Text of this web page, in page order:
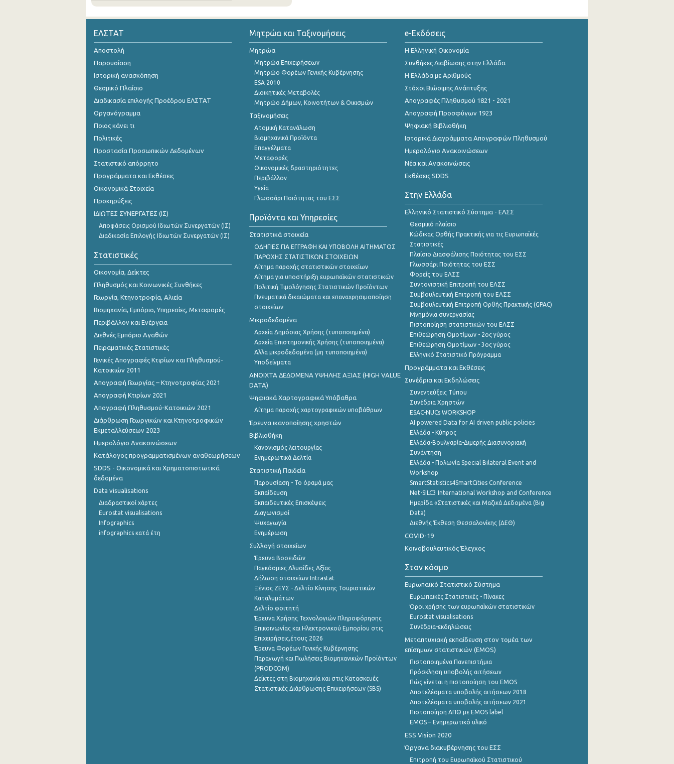
ΕΛΣΤΑΤ
Αποστολή
Παρουσίαση
Ιστορική ανασκόπηση
Θεσμικό Πλαίσιο
Διαδικασία επιλογής Προέδρου ΕΛΣΤΑΤ
Οργανόγραμμα
Ποιος κάνει τι
Πολιτικές
Προστασία Προσωπικών Δεδομένων
Στατιστικό απόρρητο
Προγράμματα και Εκθέσεις
Οικονομικά Στοιχεία
Προκηρύξεις
ΙΔΙΩΤΕΣ ΣΥΝΕΡΓΑΤΕΣ (ΙΣ)
Αποφάσεις Ορισμού Ιδιωτών Συνεργατών (ΙΣ)
Διαδικασία Επιλογής Ιδιωτών Συνεργατών (ΙΣ)
Στατιστικές
Οικονομία, Δείκτες
Πληθυσμός και Κοινωνικές Συνθήκες
Γεωργία, Κτηνοτροφία, Αλιεία
Βιομηχανία, Εμπόριο, Υπηρεσίες, Μεταφορές
Περιβάλλον και Ενέργεια
Διεθνές Εμπόριο Αγαθών
Πειραματικές Στατιστικές
Γενικές Απογραφές Κτιρίων και Πληθυσμού-
Κατοικιών 2011
Απογραφή Γεωργίας – Κτηνοτροφίας 2021
Απογραφή Κτιρίων 2021
Απογραφή Πληθυσμού-Κατοικιών 2021
Διάρθρωση Γεωργικών και Κτηνοτροφικών
Εκμεταλλεύσεων 2023
Ημερολόγιο Ανακοινώσεων
Κατάλογος προγραμματισμένων αναθεωρήσεων
SDDS - Οικονομικά και Χρηματοπιστωτικά
δεδομένα
Data visualisations
Διαδραστικοί χάρτες
Eurostat visualisations
Infographics
infographics κατά έτη
Μητρώα και Ταξινομήσεις
Μητρώα
Μητρώα Επιχειρήσεων
Μητρώο Φορέων Γενικής Κυβέρνησης
ESA 2010
Διοικητικές Μεταβολές
Μητρώο Δήμων, Κοινοτήτων & Οικισμών
Ταξινομήσεις
Ατομική Κατανάλωση
Βιομηχανικά Προϊόντα
Επαγγέλματα
Μεταφορές
Οικονομικές δραστηριότητες
Περιβάλλον
Υγεία
Γλωσσάρι Ποιότητας του ΕΣΣ
Προϊόντα και Υπηρεσίες
Στατιστικά στοιχεία
ΟΔΗΓΙΕΣ ΓΙΑ ΕΓΓΡΑΦΗ ΚΑΙ ΥΠΟΒΟΛΗ ΑΙΤΗΜΑΤΟΣ
ΠΑΡΟΧΗΣ ΣΤΑΤΙΣΤΙΚΩΝ ΣΤΟΙΧΕΙΩΝ
Αίτημα παροχής στατιστικών στοιχείων
Αίτημα για υποστήριξη ευρωπαϊκών στατιστικών
Πολιτική Τιμολόγησης Στατιστικών Προϊόντων
Πνευματικά δικαιώματα και επαναχρησιμοποίηση
στοιχείων
Μικροδεδομένα
Αρχεία Δημόσιας Χρήσης (τυποποιημένα)
Αρχεία Επιστημονικής Χρήσης (τυποποιημένα)
Άλλα μικροδεδομένα (μη τυποποιημένα)
Υποδείγματα
ANOIXTA ΔΕΔΟΜΕΝΑ ΥΨΗΛΗΣ ΑΞΙΑΣ (HIGH VALUE
DATA)
Ψηφιακά Χαρτογραφικά Υπόβαθρα
Αίτημα παροχής χαρτογραφικών υποβάθρων
Έρευνα ικανοποίησης χρηστών
Βιβλιοθήκη
Κανονισμός λειτουργίας
Ενημερωτικά Δελτία
Στατιστική Παιδεία
Παρουσίαση - Το όραμά μας
Εκπαίδευση
Εκπαιδευτικές Επισκέψεις
Διαγωνισμοί
Ψυχαγωγία
Ενημέρωση
Συλλογή στοιχείων
Έρευνα Βοοειδών
Παγκόσμιες Αλυσίδες Αξίας
Δήλωση στοιχείων Intrastat
Ξένιος ΖΕΥΣ - Δελτίο Κίνησης Τουριστικών
Καταλυμάτων
Δελτίο φοιτητή
Έρευνα Χρήσης Τεχνολογιών Πληροφόρησης
Επικοινωνίας και Ηλεκτρονικού Εμπορίου στις
Επιχειρήσεις,έτους 2026
Έρευνα Φορέων Γενικής Κυβέρνησης
Παραγωγή και Πωλήσεις Βιομηχανικών Προϊόντων
(PRODCOM)
Δείκτες στη Βιομηχανία και στις Κατασκευές
Στατιστικές Διάρθρωσης Επιχειρήσεων (SBS)
e-Εκδόσεις
Η Ελληνική Οικονομία
Συνθήκες Διαβίωσης στην Ελλάδα
Η Ελλάδα με Αριθμούς
Στόχοι Βιώσιμης Ανάπτυξης
Απογραφές Πληθυσμού 1821 - 2021
Απογραφή Προσφύγων 1923
Ψηφιακή Βιβλιοθήκη
Ιστορικά Διαγράμματα Απογραφών Πληθυσμού
Ημερολόγιο Ανακοινώσεων
Νέα και Ανακοινώσεις
Εκθέσεις SDDS
Στην Ελλάδα
Ελληνικό Στατιστικό Σύστημα - ΕΛΣΣ
Θεσμικό πλαίσιο
Κώδικας Ορθής Πρακτικής για τις Ευρωπαϊκές
Στατιστικές
Πλαίσιο Διασφάλισης Ποιότητας του ΕΣΣ
Γλωσσάρι Ποιότητας του ΕΣΣ
Φορείς του ΕΛΣΣ
Συντονιστική Επιτροπή του ΕΛΣΣ
Συμβουλευτική Επιτροπή του ΕΛΣΣ
Συμβουλευτική Επιτροπή Ορθής Πρακτικής (GPAC)
Μνημόνια συνεργασίας
Πιστοποίηση στατιστικών του ΕΛΣΣ
Επιθεώρηση Ομοτίμων - 2ος γύρος
Επιθεώρηση Ομοτίμων - 3ος γύρος
Ελληνικό Στατιστικό Πρόγραμμα
Προγράμματα και Εκθέσεις
Συνέδρια και Εκδηλώσεις
Συνεντεύξεις Τύπου
Συνέδρια Χρηστών
ESAC-NUCs WORKSHOP
AI powered Data for AI driven public policies
Ελλάδα - Κύπρος
Ελλάδα-Βουλγαρία-Διμερής Διασυνοριακή
Συνάντηση
Ελλάδα - Πολωνία Special Bilateral Event and
Workshop
SmartStatistics4SmartCities Conference
Net-SILC3 International Workshop and Conference
Ημερίδα «Στατιστικές και Μαζικά Δεδομένα (Big
Data)
Διεθνής Έκθεση Θεσσαλονίκης (ΔΕΘ)
COVID-19
Κοινοβουλευτικός Έλεγχος
Στον κόσμο
Ευρωπαϊκό Στατιστικό Σύστημα
Ευρωπαϊκές Στατιστικές - Πίνακες
Όροι χρήσης των ευρωπαΪκών στατιστικών
Eurostat visualisations
Συνέδρια-εκδηλώσεις
Μεταπτυχιακή εκπαίδευση στον τομέα των
επίσημων στατιστικών (EMOS)
Πιστοποιημένα Πανεπιστήμια
Πρόσκληση υποβολής αιτήσεων
Πώς γίνεται η πιστοποίηση του EMOS
Αποτελέσματα υποβολής αιτήσεων 2018
Αποτελέσματα υποβολής αιτήσεων 2021
Πιστοποίηση ΑΠΘ με EMOS label
EMOS – Ενημερωτικό υλικό
ESS Vision 2020
Όργανα διακυβέρνησης του ΕΣΣ
Επιτροπή του Ευρωπαϊκού Στατιστικού